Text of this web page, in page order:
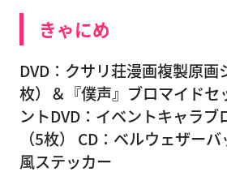
きゃにめ
DVD：クサリ荘漫画複製原画
枚）＆『僕声』ブロマイドセ
ントDVD：イベントキャラブ
（5枚） CD：ベルウェザー
風ステッカー